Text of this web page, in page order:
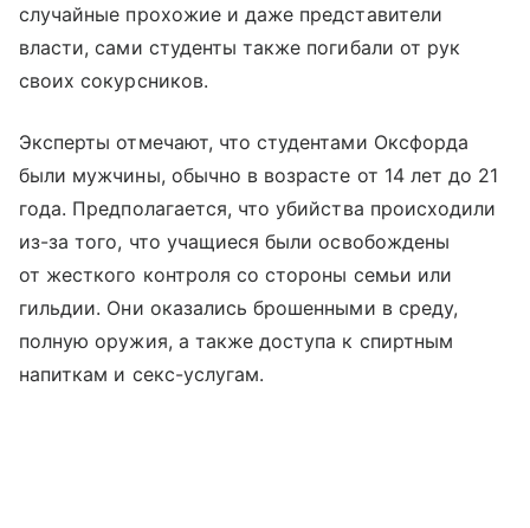
случайные прохожие и даже представители
власти, сами студенты также погибали от рук
своих сокурсников.
Эксперты отмечают, что студентами Оксфорда
были мужчины, обычно в возрасте от 14 лет до 21
года. Предполагается, что убийства происходили
из-за того, что учащиеся были освобождены
от жесткого контроля со стороны семьи или
гильдии. Они оказались брошенными в среду,
полную оружия, а также доступа к спиртным
напиткам и секс-услугам.